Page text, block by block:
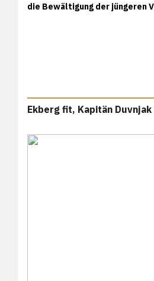
die Bewältigung der jüngeren
Ekberg fit, Kapitän